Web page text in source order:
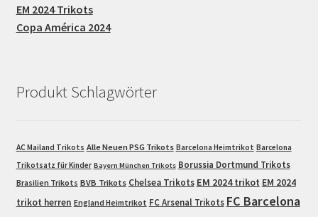
EM 2024 Trikots
Copa América 2024
Produkt Schlagwörter
AC Mailand Trikots Alle Neuen PSG Trikots Barcelona Heimtrikot Barcelona
Trikotsatz für Kinder Bayern München Trikots Borussia Dortmund Trikots
Brasilien Trikots BVB Trikots Chelsea Trikots EM 2024 trikot EM 2024
trikot herren England Heimtrikot FC Arsenal Trikots FC Barcelona